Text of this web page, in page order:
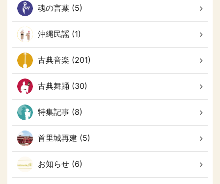
魂の言葉 (5)
沖縄民謡 (1)
古典音楽 (201)
古典舞踊 (30)
特集記事 (8)
首里城再建 (5)
お知らせ (6)